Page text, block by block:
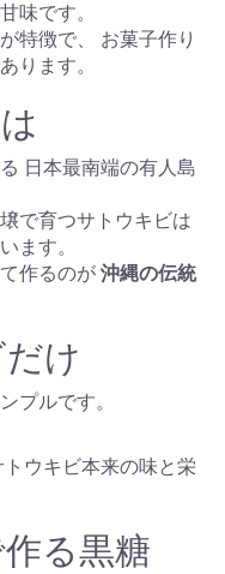
味です。
特徴で、 お菓子作り
ります。
日本最南端の有人島
で育つサトウキビは
ます。
作るのが 沖縄の伝統
け
プルです。
ウキビ本来の味と栄
る黒糖